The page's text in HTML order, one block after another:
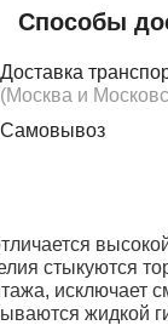
Способы
Доставка
(Москва и
Самовывоз
стыкуются
жидкой